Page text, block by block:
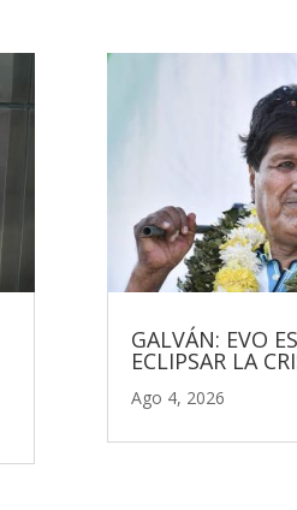
GALVÁN: EVO
ECLIPSAR LA
Ago 4, 2026